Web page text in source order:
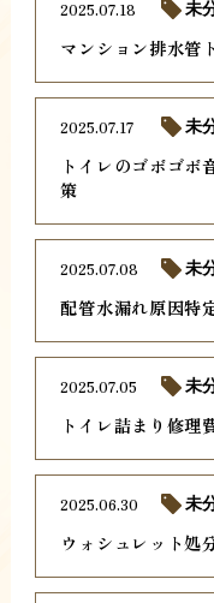
マンション排水管
2025.07.18 未
トイレのゴボゴボ
策
2025.07.17 未
配管水漏れ原因特
2025.07.08 未
トイレ詰まり修理
2025.07.05 未
ウォシュレット処
2025.06.30 未